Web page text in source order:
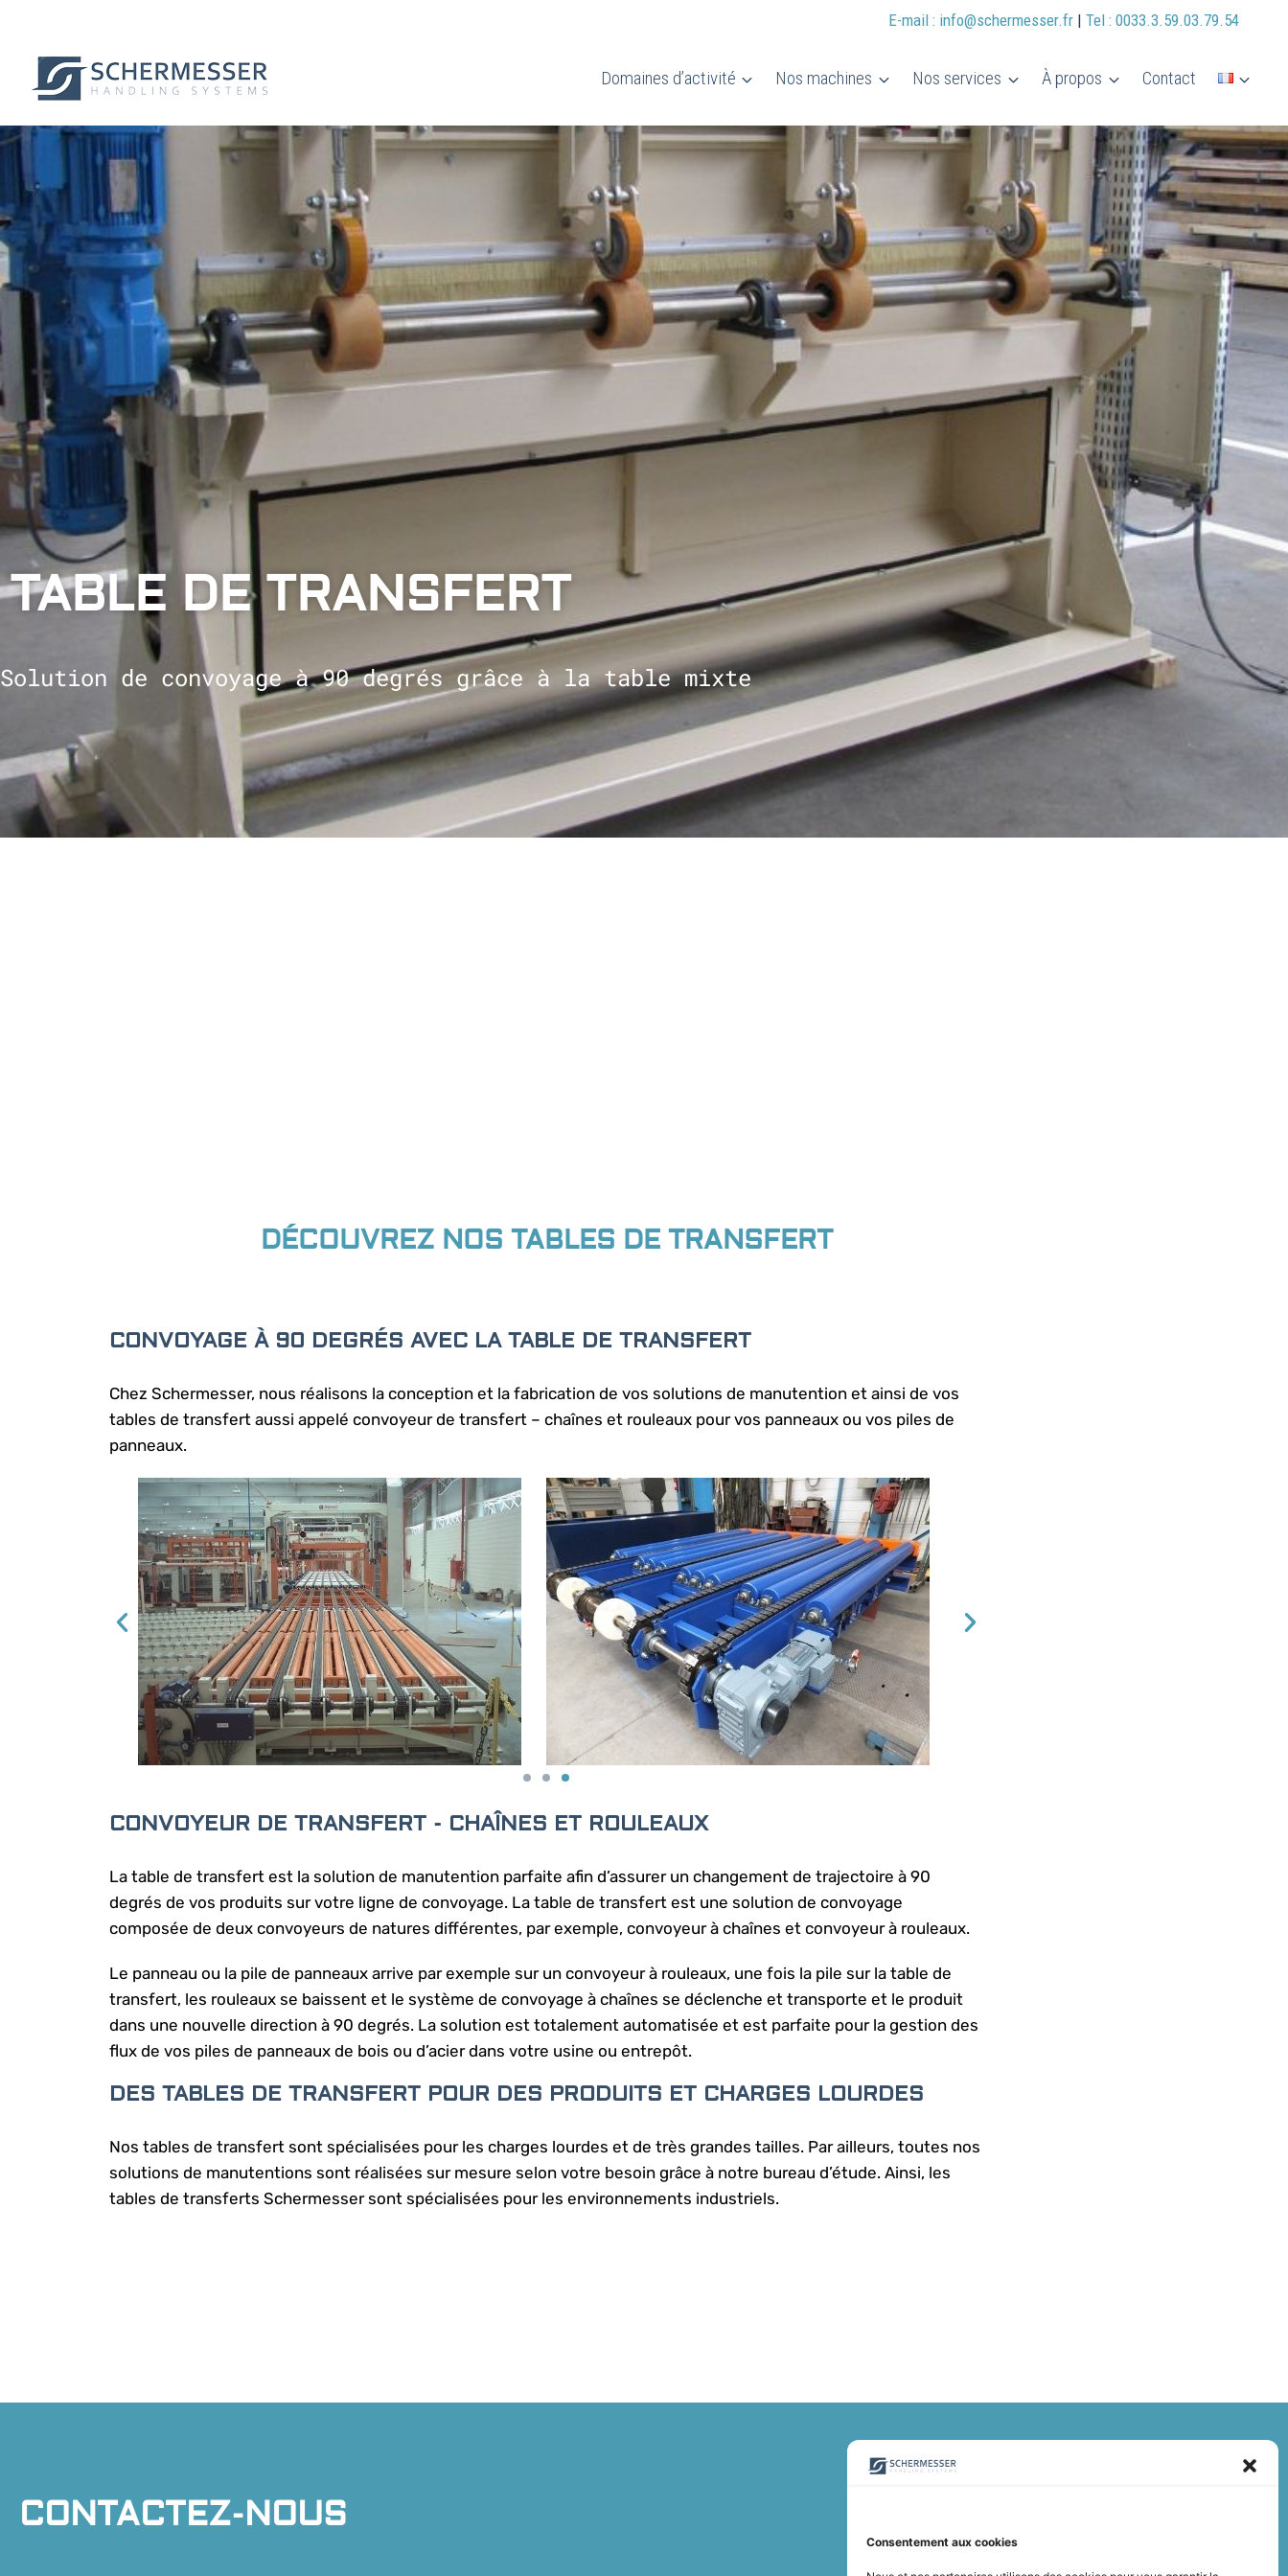
Consentement aux cookies
E-mail : info@schermesser.fr | Tel : 0033.3.59.03.79.54
Domaines d’activité Nos machines Nos services À propos Contact
TABLE DE TRANSFERT
Solution de convoyage à 90 degrés grâce à la table mixte
DÉCOUVREZ NOS TABLES DE TRANSFERT
CONVOYAGE À 90 DEGRÉS AVEC LA TABLE DE TRANSFERT
Chez Schermesser, nous réalisons la conception et la fabrication de vos solutions de manutention et ainsi de vos
tables de transfert aussi appelé convoyeur de transfert – chaînes et rouleaux pour vos panneaux ou vos piles de
panneaux.
CONVOYEUR DE TRANSFERT - CHAÎNES ET ROULEAUX
La table de transfert est la solution de manutention parfaite afin d’assurer un changement de trajectoire à 90
degrés de vos produits sur votre ligne de convoyage. La table de transfert est une solution de convoyage
composée de deux convoyeurs de natures différentes, par exemple, convoyeur à chaînes et convoyeur à rouleaux.
Le panneau ou la pile de panneaux arrive par exemple sur un convoyeur à rouleaux, une fois la pile sur la table de
transfert, les rouleaux se baissent et le système de convoyage à chaînes se déclenche et transporte et le produit
dans une nouvelle direction à 90 degrés. La solution est totalement automatisée et est parfaite pour la gestion des
flux de vos piles de panneaux de bois ou d’acier dans votre usine ou entrepôt.
DES TABLES DE TRANSFERT POUR DES PRODUITS ET CHARGES LOURDES
Nos tables de transfert sont spécialisées pour les charges lourdes et de très grandes tailles. Par ailleurs, toutes nos
solutions de manutentions sont réalisées sur mesure selon votre besoin grâce à notre bureau d’étude. Ainsi, les
tables de transferts Schermesser sont spécialisées pour les environnements industriels.
CONTACTEZ-NOUS